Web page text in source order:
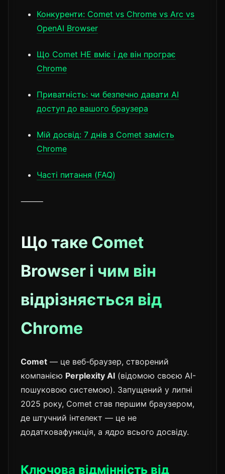
Конкуренти: Comet vs Chrome vs Arc vs
OpenAI Browser
Що Comet НЕ вміє і де він програє
Chrome
Приватність: чи безпечно давати AI
доступ до вашого браузера
Мій досвід: 7 днів з Comet замість
Chrome
Часті питання (FAQ)
⸻
Що таке Comet
Browser і чим він
відрізняється від
Chrome
Comet — це веб-браузер, створений
компанією Perplexity AI (відомою своєю AI-
пошуковою системою). Запущений у липні
2025 року, Comet став першим браузером,
де штучний інтелект — це не
додатковафункція, а ядро всього досвіду.
Ключова відмінність від